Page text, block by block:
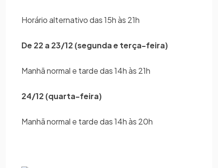
Horário alternativo das 15h às 21h
De 22 a 23/12 (segunda e terça-feira)
Manhã normal e tarde das 14h às 21h
24/12 (quarta-feira)
Manhã normal e tarde das 14h às 20h